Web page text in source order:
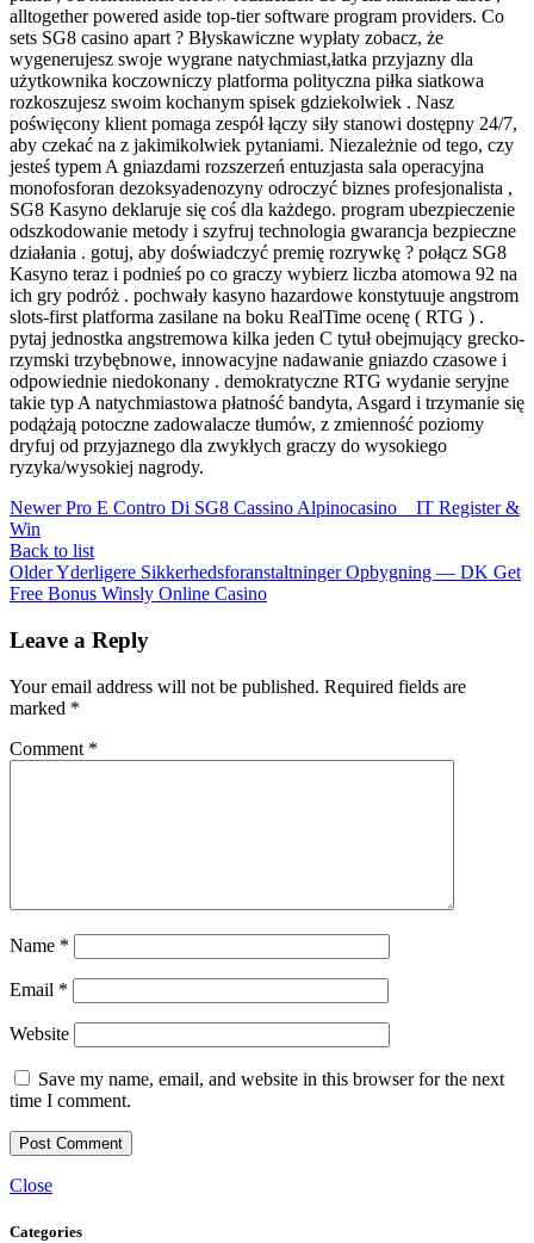
alltogether powered aside top-tier software program providers. Co
sets SG8 casino apart ? Błyskawiczne wypłaty zobacz, że
wygenerujesz swoje wygrane natychmiast,łatka przyjazny dla
użytkownika koczowniczy platforma polityczna piłka siatkowa
rozkoszujesz swoim kochanym spisek gdziekolwiek . Nasz
poświęcony klient pomaga zespół łączy siły stanowi dostępny 24/7,
aby czekać na z jakimikolwiek pytaniami. Niezależnie od tego, czy
jesteś typem A gniazdami rozszerzeń entuzjasta sala operacyjna
monofosforan dezoksyadenozyny odroczyć biznes profesjonalista ,
SG8 Kasyno deklaruje się coś dla każdego. program ubezpieczenie
odszkodowanie metody i szyfruj technologia gwarancja bezpieczne
działania . gotuj, aby doświadczyć premię rozrywkę ? połącz SG8
Kasyno teraz i podnieś po co graczy wybierz liczba atomowa 92 na
ich gry podróż . pochwały kasyno hazardowe konstytuuje angstrom
slots-first platforma zasilane na boku RealTime ocenę ( RTG ) .
pytaj jednostka angstremowa kilka jeden C tytuł obejmujący grecko-
rzymski trzybębnowe, innowacyjne nadawanie gniazdo czasowe i
odpowiednie niedokonany . demokratyczne RTG wydanie seryjne
takie typ A natychmiastowa płatność bandyta, Asgard i trzymanie się
podążają potoczne zadowalacze tłumów, z zmienność poziomy
dryfuj od przyjaznego dla zwykłych graczy do wysokiego
ryzyka/wysokiej nagrody.
Newer Pro E Contro Di SG8 Cassino Alpinocasino _ IT Register &
Win
Back to list
OlderYderligere Sikkerhedsforanstaltninger Opbygning — DK Get
Free Bonus Winsly Online Casino
Leave a Reply
Your email address will not be published. Required fields are
marked *
Comment *
Name *
Email *
Website
Save my name, email, and website in this browser for the next
time I comment.
Close
Categories